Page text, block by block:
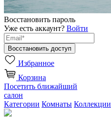
Восстановить пароль
Уже есть аккаунт? Войти
Избранное
Корзина
Посетить ближайший
салон
Категории Комнаты Коллекции